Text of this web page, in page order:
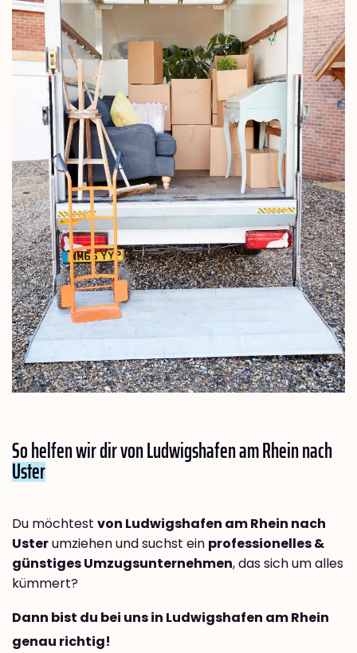
So helfen wir dir von Ludwigshafen am Rhein nach
Uster
Du möchtest von Ludwigshafen am Rhein nach
Usterumziehen und suchst ein professionelles &
günstiges Umzugsunternehmen, das sich um alles
kümmert?
Dann bist du bei uns in Ludwigshafen am Rhein
genau richtig!